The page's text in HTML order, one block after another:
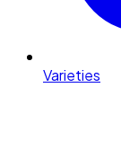
Varieties